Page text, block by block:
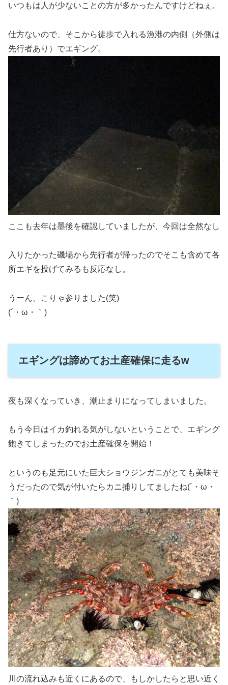
いつもは人が少ないことの方が多かったんですけどねぇ。
仕方ないので、そこから徒歩で入れる漁港の内側（外側は
先行者あり）でエギング。
ここも去年は墨後を確認していましたが、今回は全然なし
入りたかった磯場から先行者が帰ったのでそこも含めて各
所エギを投げてみるも反応なし。
うーん、こりゃ参りました(笑)
(´・ω・｀)
エギングは諦めてお土産確保に走るw
夜も深くなっていき、潮止まりになってしまいました。
もう今日はイカ釣れる気がしないということで、エギング
飽きてしまったのでお土産確保を開始！
というのも足元にいた巨大ショウジンガニがとても美味そ
うだったので気が付いたらカニ捕りしてましたね(´・ω・
｀)
川の流れ込みも近くにあるので、もしかしたらと思い近く